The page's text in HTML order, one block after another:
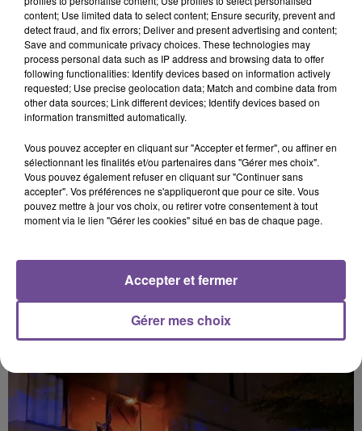
Cet élément est masqué compte-tenu du refus du
dépôt de cookies que vous avez exprimé. Si vous
souhaitez l'afficher, merci de nous donner votre accord
en cliquant sur le bouton ci-dessous.
Afficher l'élément
PRÈS DE CHEZ VOUS
content; Use limited data to select content; Ensure security, prevent and
detect fraud, and fix errors; Deliver and present advertising and content;
Save and communicate privacy choices. These technologies may
process personal data such as IP address and browsing data to offer
following functionalities: Identify devices based on information actively
requested; Use precise geolocation data; Match and combine data from
other data sources; Link different devices; Identify devices based on
information transmitted automatically.
Vous pouvez accepter en cliquant sur "Accepter et fermer", ou affiner en
sélectionnant les finalités et/ou partenaires dans "Gérer mes choix".
Vous pouvez également refuser en cliquant sur "Continuer sans
accepter". Vos préférences ne s'appliqueront que pour ce site. Vous
pouvez mettre à jour vos choix, ou retirer votre consentement à tout
moment via le lien "Gérer les cookies" situé en bas de chaque page.
Gérer mes choix
Accepter et fermer